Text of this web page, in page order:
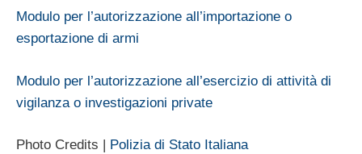
Modulo per l’autorizzazione all’importazione o
esportazione di armi
Modulo per l’autorizzazione all’esercizio di attività di
vigilanza o investigazioni private
Photo Credits | Polizia di Stato Italiana